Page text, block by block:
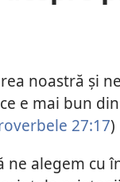
noastră și
e mai bun
27:17)
ne alegem cu